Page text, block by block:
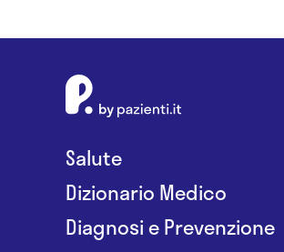
Salute
Dizionario Medico
Diagnosi e Prevenzione